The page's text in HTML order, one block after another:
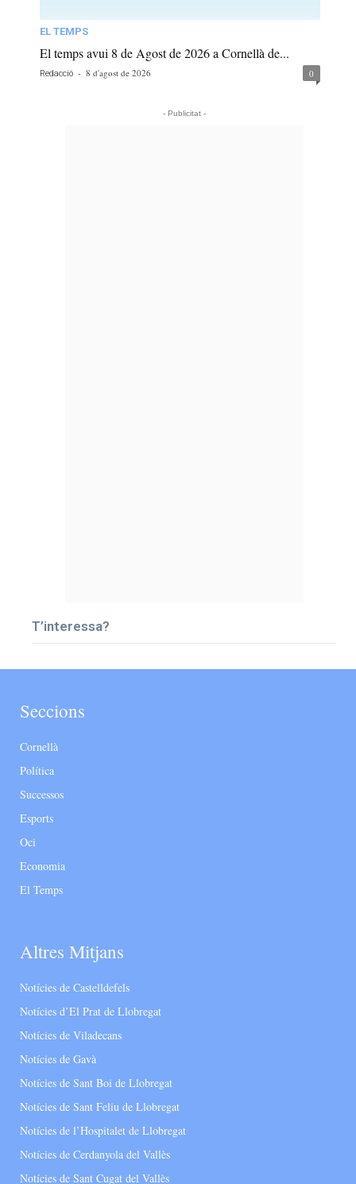
EL TEMPS
El temps avui 8 de Agost de 2026 a Cornellà de...
Redacció - 8 d'agost de 2026 0
- Publicitat -
T’interessa?
Seccions
Cornellà
Política
Successos
Esports
Oci
Economia
El Temps
Altres Mitjans
Notícies de Castelldefels
Notícies d’El Prat de Llobregat
Notícies de Viladecans
Notícies de Gavà
Notícies de Sant Boi de Llobregat
Notícies de Sant Feliu de Llobregat
Notícies de l’Hospitalet de Llobregat
Notícies de Cerdanyola del Vallès
Notícies de Sant Cugat del Vallès